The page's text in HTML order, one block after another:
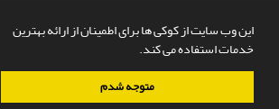
این وب سایت از کوکی ها برای اطمینان از ارائه بهترین
خدمات استفاده می کند.
متوجه شدم
سامانه مدیریت نشریات علمی.طراحی و پیاده سازی از